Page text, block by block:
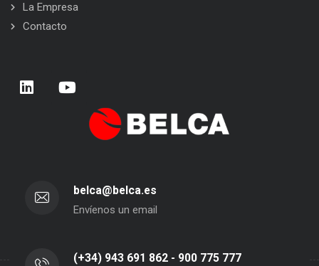
La Empresa
Contacto
belca@belca.es
Envíenos un email
(+34) 943 691 862 - 900 775 777